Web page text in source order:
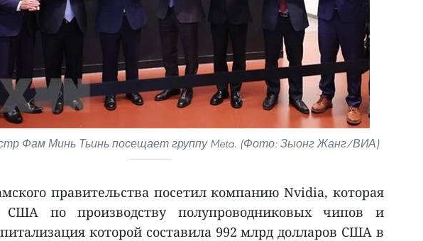
Фам Минь Тьинь посещает группу Meta. (Фото: Зыонг Жанг/ВИА)
правительства посетил компанию Nvidia, которая
по производству полупроводниковых чипов и
которой составила 992 млрд долларов США в